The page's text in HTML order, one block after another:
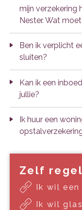
mijn verzekering
Nester. Wat
Ben ik verplicht een inboedelverzekering af te
sluiten?
Kan ik een inboedelverzekering afsluiten bij
jullie?
Ik huur een woning van jullie. Moet ik een
Zelf
Ik wil
Ik wil